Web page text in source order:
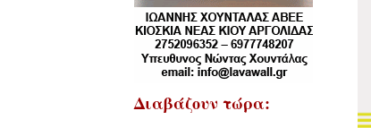
Διαβάζουν τώρα: